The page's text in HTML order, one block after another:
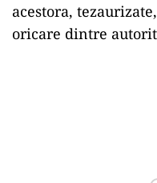
acestora,
oricare dintre